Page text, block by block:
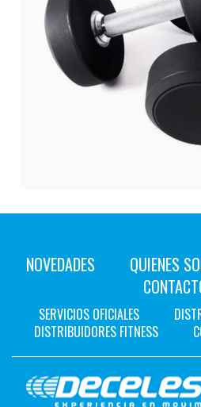
NOVEDADES QUIENES
SERVICIOS OFICIALES
DISTRIBUIDORES FITNESS